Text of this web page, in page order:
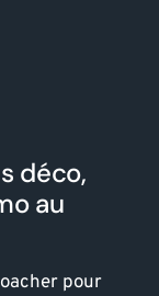
déco,
au
pour